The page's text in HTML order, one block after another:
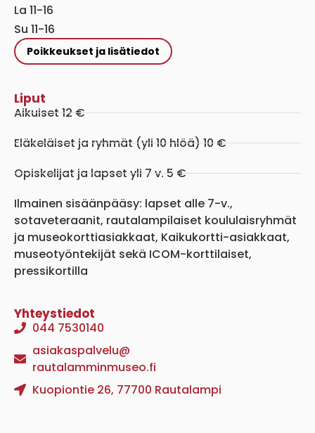
La 11-16
Su 11-16
Poikkeukset ja lisätiedot
Liput
Aikuiset 12 €
Eläkeläiset ja ryhmät (yli 10 hlöä) 10 €
Opiskelijat ja lapset yli 7 v. 5 €
Ilmainen sisäänpääsy: lapset alle 7-v.,
sotaveteraanit, rautalampilaiset koululaisryhmät
ja museokorttiasiakkaat, Kaikukortti-asiakkaat,
museotyöntekijät sekä ICOM-korttilaiset,
pressikortilla
Yhteystiedot
044 7530140
asiakaspalvelu@
rautalamminmuseo.fi
Kuopiontie 26, 77700 Rautalampi